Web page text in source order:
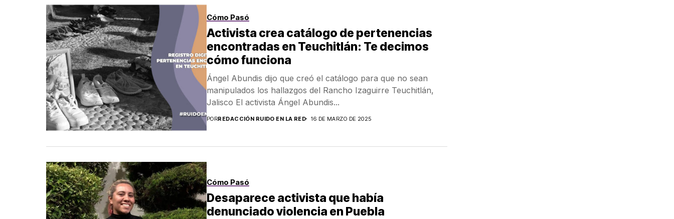
Cómo Pasó
Activista crea catálogo de pertenencias
encontradas en Teuchitlán: Te decimos
cómo funciona
Ángel Abundis dijo que creó el catálogo para que no sean
manipulados los hallazgos del Rancho Izaguirre Teuchitlán,
Jalisco El activista Ángel Abundis...
PORREDACCIÓN RUIDO EN LA RED 16 DE MARZO DE 2025
Cómo Pasó
Desaparece activista que había
denunciado violencia en Puebla